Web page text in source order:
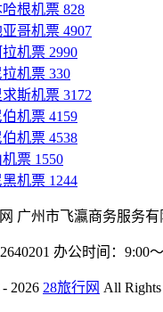
根机票 828
哥机票 4907
机票 2990
机票 330
斯机票 3172
机票 4159
机票 4538
票 1550
机票 1244
广州市飞瀛商务服务
办公时间：9:00
2026 28旅行网 All Rights